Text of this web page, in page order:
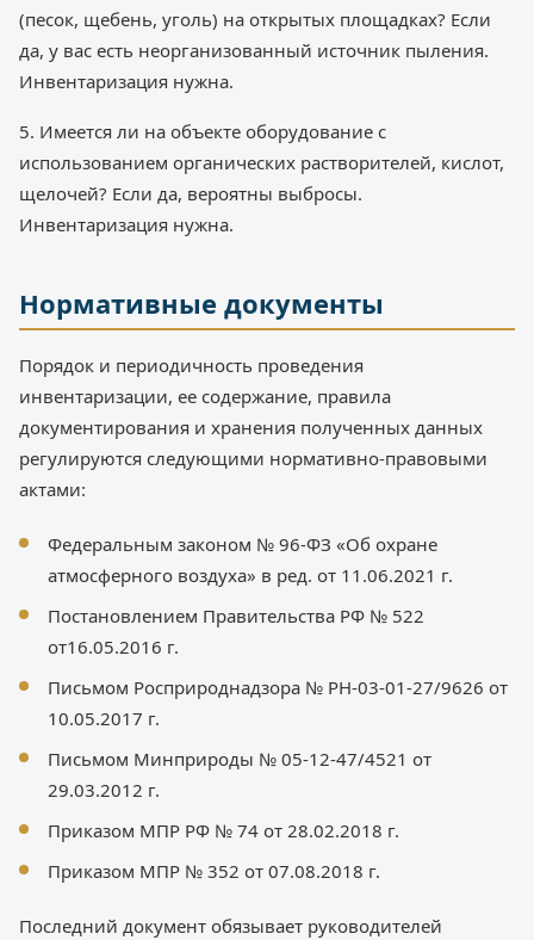
(песок, щебень, уголь) на открытых площадках? Если
да, у вас есть неорганизованный источник пыления.
Инвентаризация нужна.
5. Имеется ли на объекте оборудование с
использованием органических растворителей, кислот,
щелочей? Если да, вероятны выбросы.
Инвентаризация нужна.
Нормативные документы
Порядок и периодичность проведения
инвентаризации, ее содержание, правила
документирования и хранения полученных данных
регулируются следующими нормативно-правовыми
актами:
Федеральным законом № 96-ФЗ «Об охране
атмосферного воздуха» в ред. от 11.06.2021 г.
Постановлением Правительства РФ № 522
от16.05.2016 г.
Письмом Росприроднадзора № РН-03-01-27/9626 от
10.05.2017 г.
Письмом Минприроды № 05-12-47/4521 от
29.03.2012 г.
Приказом МПР РФ № 74 от 28.02.2018 г.
Приказом МПР № 352 от 07.08.2018 г.
Последний документ обязывает руководителей